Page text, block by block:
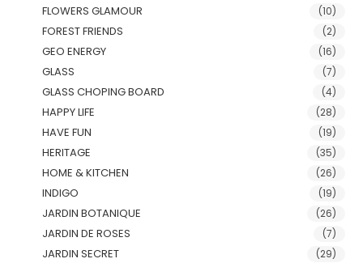
FLOWERS GLAMOUR (10)
FOREST FRIENDS (2)
GEO ENERGY (16)
GLASS (7)
GLASS CHOPING BOARD (4)
HAPPY LIFE (28)
HAVE FUN (19)
HERITAGE (35)
HOME & KITCHEN (26)
INDIGO (19)
JARDIN BOTANIQUE (26)
JARDIN DE ROSES (7)
JARDIN SECRET (29)